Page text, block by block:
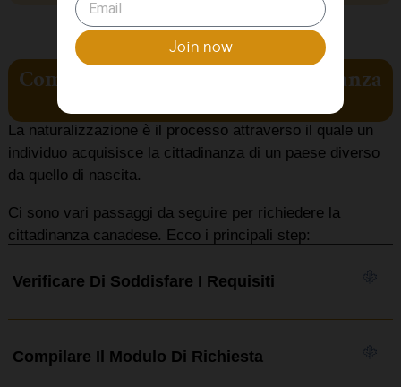
Come fare la richiesta di cittadinanza
La naturalizzazione è il processo attraverso il quale un
individuo acquisisce la cittadinanza di un paese diverso
da quello di nascita.
Ci sono vari passaggi da seguire per richiedere la
cittadinanza canadese. Ecco i principali step:
Verificare Di Soddisfare I Requisiti
Compilare Il Modulo Di Richiesta
Join now